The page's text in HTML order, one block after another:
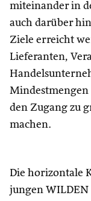
miteinander in
auch darüber
Ziele erreicht
Lieferanten,
Mindestmengen
den Zugang zu
machen.
Die horizontale
jungen WILDEN